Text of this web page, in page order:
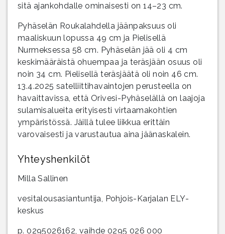
sitä ajankohdalle ominaisesti on 14–23 cm.
Pyhäselän Roukalahdella jäänpaksuus oli
maaliskuun lopussa 49 cm ja Pielisellä
Nurmeksessa 58 cm. Pyhäselän jää oli 4 cm
keskimääräistä ohuempaa ja teräsjään osuus oli
noin 34 cm. Pielisellä teräsjäätä oli noin 46 cm.
13.4.2025 satelliittihavaintojen perusteella on
havaittavissa, että Orivesi-Pyhäselällä on laajoja
sulamisalueita erityisesti virtaamakohtien
ympäristössä. Jäillä tulee liikkua erittäin
varovaisesti ja varustautua aina jäänaskalein.
Yhteyshenkilöt
Milla Sallinen
vesitalousasiantuntija, Pohjois-Karjalan ELY-
keskus
p. 0295026162, vaihde 0295 026 000